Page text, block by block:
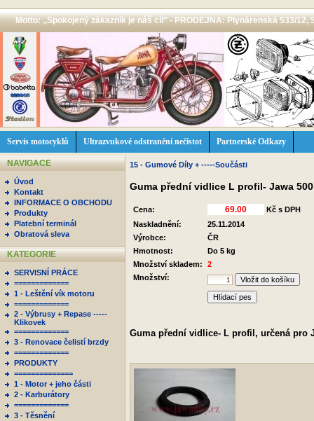
Motto: ,,Spokojený zákazník je náš cíl'' - PRODEJNA: Plynárenská 533/12,
Servis motocyklů Ultrazvukové odstranění nečistot Partnerské Odkazy
NAVIGACE
Úvod
Kontakt
INFORMACE O OBCHODU
Produkty
Platební terminál
Obratová sleva
KATEGORIE
SERVISNÍ PRÁCE
=============
1 - Leštění vík motoru
=============
2 - Výbrusy + Repase -----
Klikovek
=============
3 - Renovace čelistí brzdy
=============
PRODUKTY
==============
1 - Motor + jeho části
2 - Karburátory
=============
3 - Těsnění
15 - Gumové Díly + -----Součásti
Guma přední vidlice L profil- Jawa
Cena:
Kč s DPH
Naskladnění:
25.11.2014
Výrobce:
ČR
Hmotnost:
Do 5 kg
Množství skladem:
2
Množství:
Hlídací pes
Guma přední vidlice- L profil, určená pro